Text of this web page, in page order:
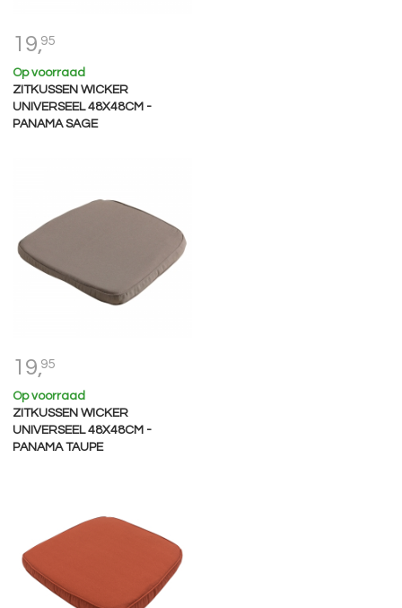
19,95
Op voorraad
ZITKUSSEN WICKER
UNIVERSEEL 48X48CM -
PANAMA SAGE
19,95
Op voorraad
ZITKUSSEN WICKER
UNIVERSEEL 48X48CM -
PANAMA TAUPE